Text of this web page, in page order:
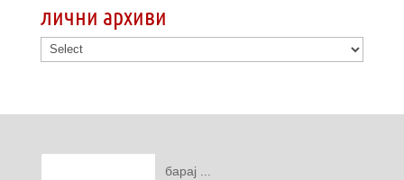
лични архиви